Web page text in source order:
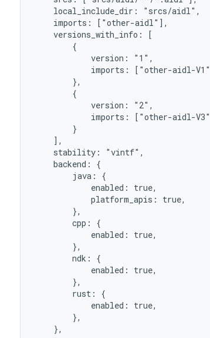
    local_include_dir: "srcs/aidl",
    imports: ["other-aidl"],
    versions_with_info: [
        {
            version: "1",
imports: ["other-aidl-
        },
        {
            version: "2",
imports: ["other-aidl-
        }
    ],
    stability: "vintf",
    backend: {
        java: {
            enabled: true,
            platform_apis: true,
        },
        cpp: {
            enabled: true,
        },
        ndk: {
            enabled: true,
        },
        rust: {
            enabled: true,
        },
    },